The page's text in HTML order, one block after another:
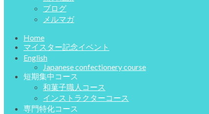
ブログ
メルマガ
Home
マイスター記念イベント
English
Japanese confectionery course
短期集中コース
和菓子職人コース
インストラクターコース
専門特化コース